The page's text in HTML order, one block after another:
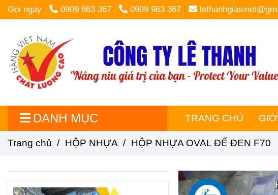
Gọi ngay 0909 863 367 0909 963 367
DANH MỤC TRANG CHỦ
Trang chủ / HỘP NHỰA / HỘP NHỰA OVAL ĐẾ ĐEN F70